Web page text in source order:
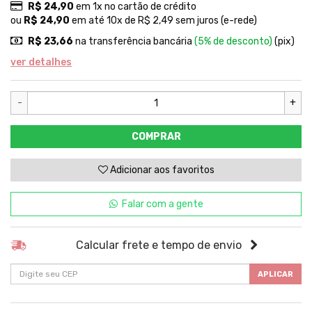
R$ 24,90 em 1x no cartão de crédito
ou R$ 24,90 em até 10x de R$ 2,49 sem juros (e-rede)
R$ 23,66 na transferência bancária (5% de desconto) (pix)
ver detalhes
- +
COMPRAR
Adicionar aos favoritos
Falar com a gente
Calcular frete e tempo de envio
APLICAR